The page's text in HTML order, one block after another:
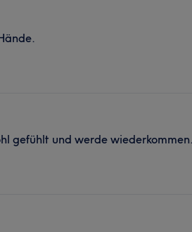
gefühlt und werde wiederkommen.